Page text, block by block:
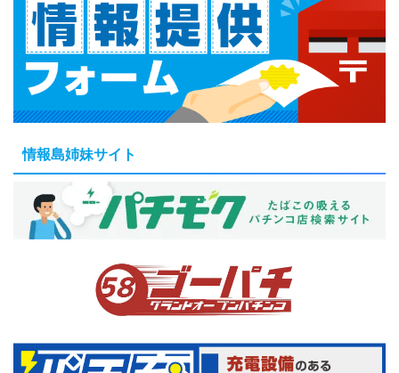
情報島姉妹サイト